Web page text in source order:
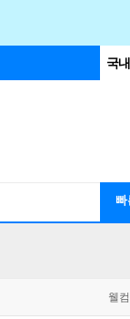
국
빠
웰컴